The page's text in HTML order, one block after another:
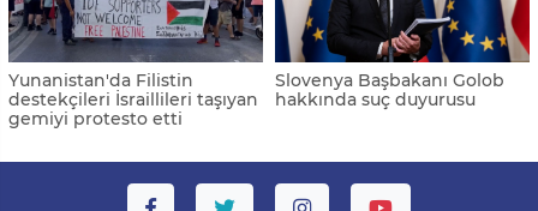
Yunanistan'da Filistin
destekçileri İsraillileri taşıyan
gemiyi protesto etti
Slovenya Başbakanı Golob
hakkında suç duyurusu